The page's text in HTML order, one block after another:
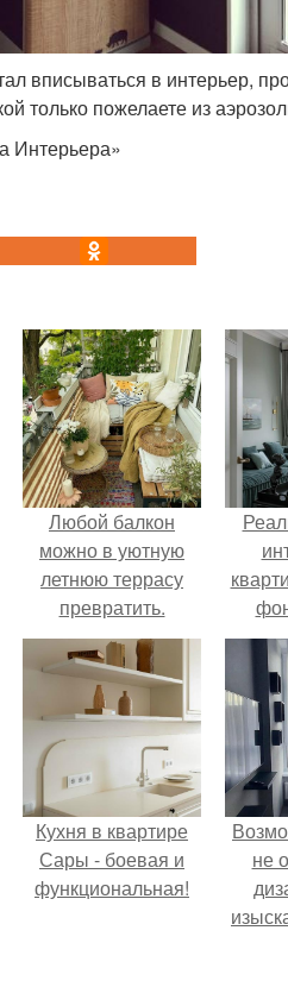
вписываться в интерьер,
только пожелаете из
Интерьера»
Любой балкон
можно в уютную
летнюю террасу
превратить.
Кухня в квартире
Сары - боевая и
функциональная!
не